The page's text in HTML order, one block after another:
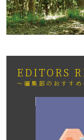
EDITORS
～編集部のおすすめ